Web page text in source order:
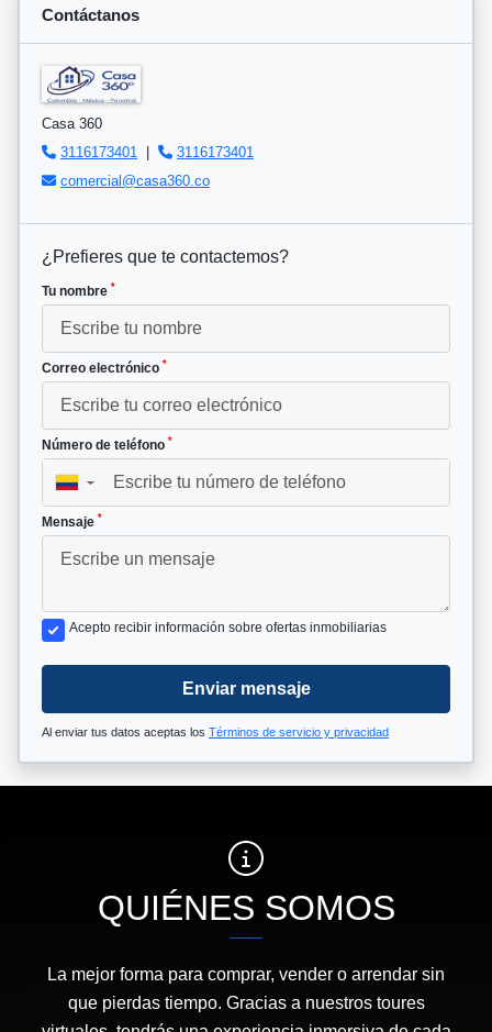
Contáctanos
Casa 360
3116173401
|
3116173401
comercial@casa360.co
¿Prefieres que te contactemos?
Tu nombre *
Correo electrónico *
Número de teléfono *
▼
Mensaje *
Acepto recibir información sobre ofertas inmobiliarias
Enviar mensaje
Al enviar tus datos aceptas los Términos de servicio y privacidad
QUIÉNES SOMOS
La mejor forma para comprar, vender o arrendar sin
que pierdas tiempo. Gracias a nuestros toures